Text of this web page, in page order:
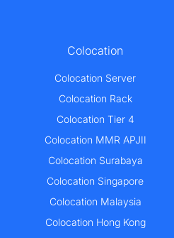
Colocation
Colocation Server
Colocation Rack
Colocation Tier 4
Colocation MMR APJII
Colocation Surabaya
Colocation Singapore
Colocation Malaysia
Colocation Hong Kong